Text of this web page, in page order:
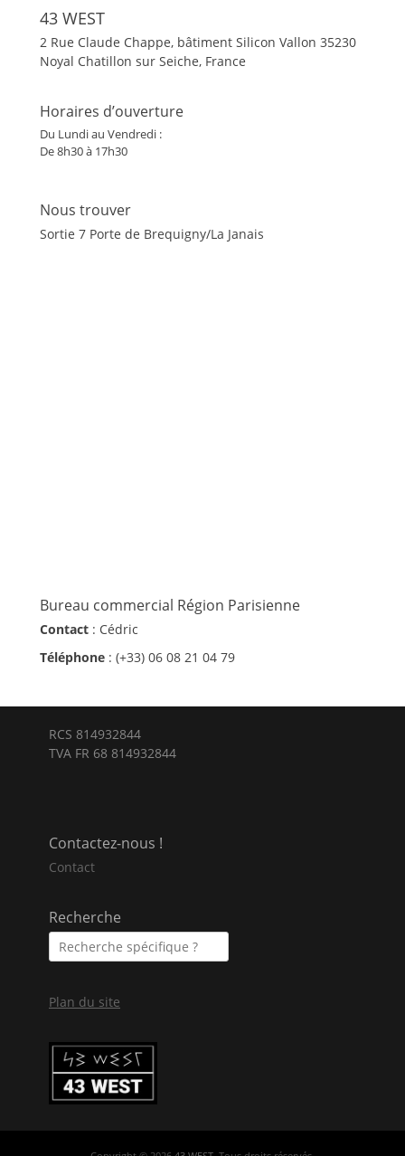
43 WEST
2 Rue Claude Chappe, bâtiment Silicon Vallon 35230
Noyal Chatillon sur Seiche, France
Horaires d’ouverture
Du Lundi au Vendredi :
De 8h30 à 17h30
Nous trouver
Sortie 7 Porte de Brequigny/La Janais
Bureau commercial Région Parisienne
Contact : Cédric
Téléphone : (+33) 06 08 21 04 79
RCS 814932844
TVA FR 68 814932844
Contactez-nous !
Contact
Recherche
Plan du site